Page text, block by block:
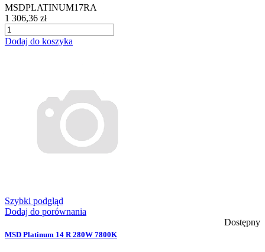
MSDPLATINUM17RA
1 306,36 zł
Dodaj do koszyka
Szybki podgląd
Dodaj do porównania
Dostępny
MSD Platinum 14 R 280W 7800K